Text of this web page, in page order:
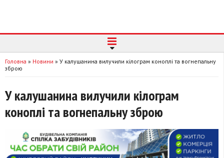
Головна » Новини » У калушанина вилучили кілограм коноплі та вогнепальну
зброю
У калушанина вилучили кілограм
коноплі та вогнепальну зброю